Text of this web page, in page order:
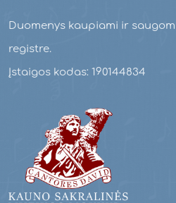
Duomenys kaupiami ir
registre.
Įstaigos kodas: 190144834